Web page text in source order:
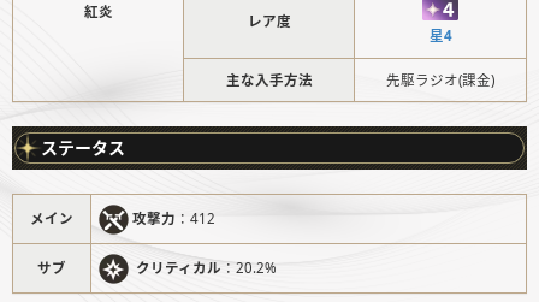
紅炎
レア度
星4
主な入手方法 先駆ラジオ(課金)
ステータス
メイン 攻撃力 ：412
サブ クリティカル ：20.2%